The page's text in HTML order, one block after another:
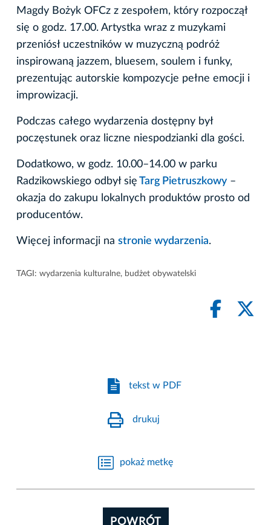
Magdy Bożyk OFCz z zespołem, który rozpoczął
się o godz. 17.00. Artystka wraz z muzykami
przeniósł uczestników w muzyczną podróż
inspirowaną jazzem, bluesem, soulem i funky,
prezentując autorskie kompozycje pełne emocji i
improwizacji.
Podczas całego wydarzenia dostępny był
poczęstunek oraz liczne niespodzianki dla gości.
Dodatkowo, w godz. 10.00–14.00 w parku
Radzikowskiego odbył się Targ Pietruszkowy –
okazja do zakupu lokalnych produktów prosto od
producentów.
Więcej informacji na stronie wydarzenia.
TAGI: wydarzenia kulturalne, budżet obywatelski
tekst w PDF
drukuj
pokaż metkę
POWRÓT